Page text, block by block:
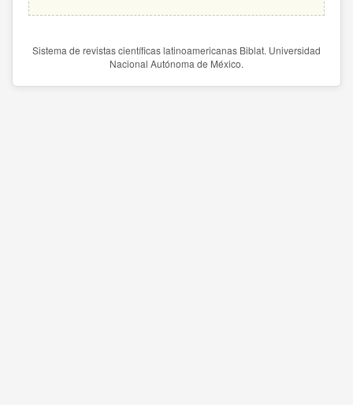
Sistema de revistas científicas latinoamericanas Biblat. Universidad
Nacional Autónoma de México.